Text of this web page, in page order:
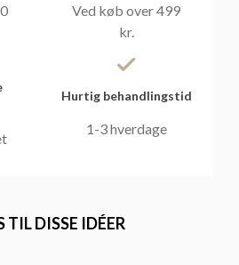
Ved køb over 499
kr.
Hurtig behandlingstid
1-3 hverdage
TIL DISSE IDÉER